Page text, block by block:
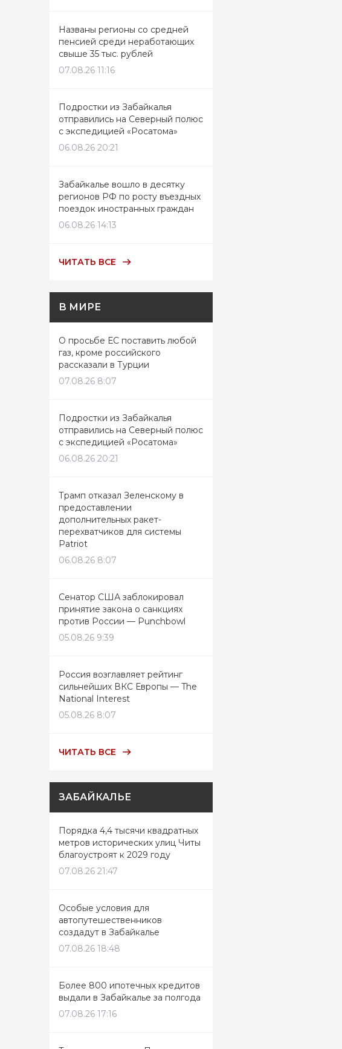
Названы регионы со средней
пенсией среди неработающих
свыше 35 тыс. рублей
07.08.26 11:16
Подростки из Забайкалья
отправились на Северный полюс
с экспедицией «Росатома»
06.08.26 20:21
Забайкалье вошло в десятку
регионов РФ по росту въездных
поездок иностранных граждан
06.08.26 14:13
ЧИТАТЬ ВСЕ
В МИРЕ
О просьбе ЕС поставить любой
газ, кроме российского
рассказали в Турции
07.08.26 8:07
Подростки из Забайкалья
отправились на Северный полюс
с экспедицией «Росатома»
06.08.26 20:21
Трамп отказал Зеленскому в
предоставлении
дополнительных ракет-
перехватчиков для системы
Patriot
06.08.26 8:07
Сенатор США заблокировал
принятие закона о санкциях
против России — Punchbowl
05.08.26 9:39
Россия возглавляет рейтинг
сильнейших ВКС Европы — The
National Interest
05.08.26 8:07
ЧИТАТЬ ВСЕ
ЗАБАЙКАЛЬЕ
Порядка 4,4 тысячи квадратных
метров исторических улиц Читы
благоустроят к 2029 году
07.08.26 21:47
Особые условия для
автопутешественников
создадут в Забайкалье
07.08.26 18:48
Более 800 ипотечных кредитов
выдали в Забайкалье за полгода
07.08.26 17:16